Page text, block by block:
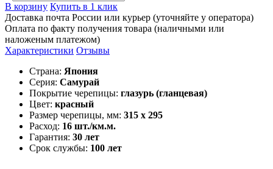
В корзину Купить в 1 клик
Доставка почта России или курьер (уточняйте у оператора)
Оплата по факту получения товара (наличными или
наложеным платежом)
Характеристики Отзывы
Страна: Япония
Серия: Самурай
Покрытие черепицы: глазурь (гланцевая)
Цвет: красный
Размер черепицы, мм: 315 x 295
Расход: 16 шт./км.м.
Гарантия: 30 лет
Срок службы: 100 лет